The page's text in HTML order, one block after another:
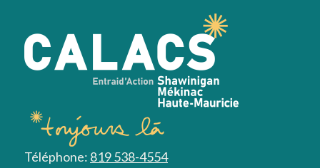
Téléphone: 819 538-4554